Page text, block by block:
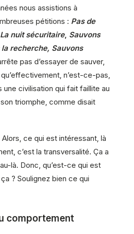
nous assistions à
pétitions : Pas de
La nuit sécuritaire, Sauvons
la recherche, Sauvons
pas d’essayer de sauver,
n’est-ce-pas,
une civilisation qui fait faillite au
triomphe, comme disait
Alors, ce qui est intéressant, là
c’est la transversalité. Ça a
là. Donc, qu’est-ce qui est
? Soulignez bien ce qui
comportement